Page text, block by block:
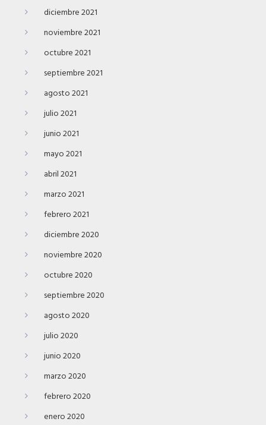
diciembre 2021
noviembre 2021
octubre 2021
septiembre 2021
agosto 2021
julio 2021
junio 2021
mayo 2021
abril 2021
marzo 2021
febrero 2021
diciembre 2020
noviembre 2020
octubre 2020
septiembre 2020
agosto 2020
julio 2020
junio 2020
marzo 2020
febrero 2020
enero 2020